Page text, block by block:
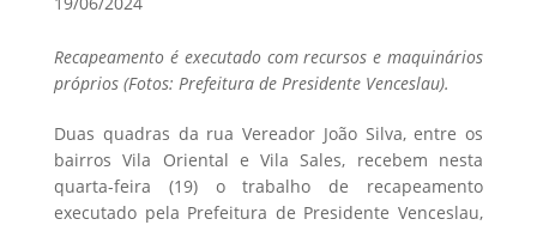
Recapeamento é executado com recursos e maquinários
próprios (Fotos: Prefeitura de Presidente Venceslau).
Duas quadras da rua Vereador João Silva, entre os
bairros Vila Oriental e Vila Sales, recebem nesta
quarta-feira (19) o trabalho de recapeamento
executado pela Prefeitura de Presidente Venceslau,